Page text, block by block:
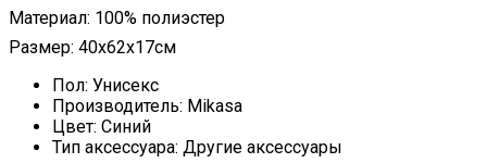
Материал: 100% полиэстер
Размер: 40x62x17см
Пол: Унисекс
Производитель: Mikasa
Цвет: Синий
Тип аксессуара: Другие аксессуары